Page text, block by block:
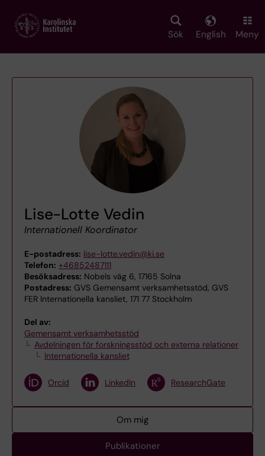
main
Sök English Meny
Lise-Lotte Vedin
Internationell Koordinator
E-postadress: lise-lotte.vedin@ki.se
Telefon: +46852487111
Besöksadress: Nobels väg 6, 17165 Solna
Postadress: GVS Gemensamt verksamhetsstöd, GVS
FER Internationella kansliet, 171 77 Stockholm
Del av:
Gemensamt verksamhetsstöd
Avdelningen för forskningsstöd och externa relationer
Internationella kansliet
Orcid LinkedIn ResearchGate
Om mig
Publikationer